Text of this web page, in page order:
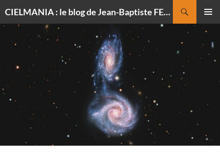
CIELMANIA : le blog de Jean-Baptiste FELDMANN, photographe du ciel